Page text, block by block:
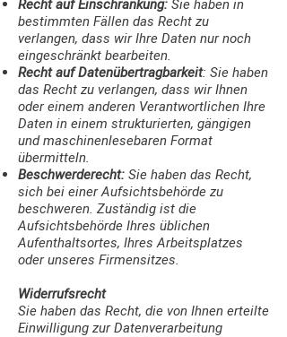
Recht auf Einschränkung: Sie haben in
bestimmten Fällen das Recht zu
verlangen, dass wir Ihre Daten nur noch
eingeschränkt bearbeiten.
Recht auf Datenübertragbarkeit: Sie haben
das Recht zu verlangen, dass wir Ihnen
oder einem anderen Verantwortlichen Ihre
Daten in einem strukturierten, gängigen
und maschinenlesebaren Format
übermitteln.
Beschwerderecht: Sie haben das Recht,
sich bei einer Aufsichtsbehörde zu
beschweren. Zuständig ist die
Aufsichtsbehörde Ihres üblichen
Aufenthaltsortes, Ihres Arbeitsplatzes
oder unseres Firmensitzes.
Widerrufsrecht
Sie haben das Recht, die von Ihnen erteilte
Einwilligung zur Datenverarbeitung